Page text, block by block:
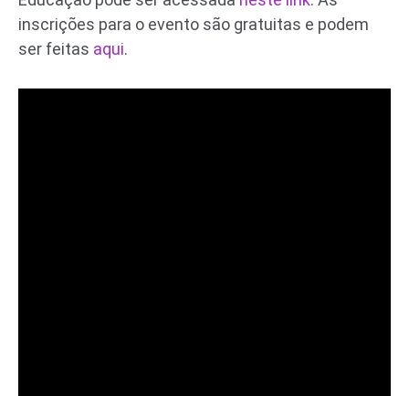
inscrições para o evento são gratuitas e podem
ser feitas aqui.